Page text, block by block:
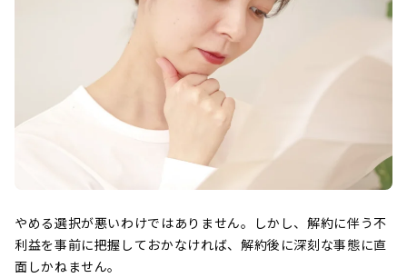
やめる選択が悪いわけではありません。しかし、解約に伴う不
利益を事前に把握しておかなければ、解約後に深刻な事態に直
面しかねません。